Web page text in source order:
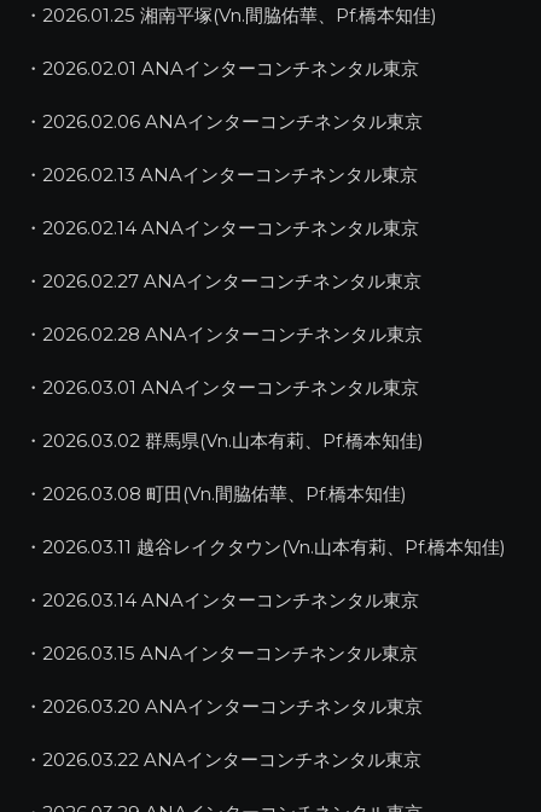
・2026.01.25 湘南平塚(Vn.間脇佑華、Pf.橋本知佳)
・2026.02.01 ANAインターコンチネンタル東京
・2026.02.06 ANAインターコンチネンタル東京
・2026.02.13 ANAインターコンチネンタル東京
・2026.02.14 ANAインターコンチネンタル東京
・2026.02.27 ANAインターコンチネンタル東京
・2026.02.28 ANAインターコンチネンタル東京
・2026.03.01 ANAインターコンチネンタル東京
・2026.03.02 群馬県(Vn.山本有莉、Pf.橋本知佳)
・2026.03.08 町田(Vn.間脇佑華、Pf.橋本知佳)
・2026.03.11 越谷レイクタウン(Vn.山本有莉、Pf.橋本知佳)
・2026.03.14 ANAインターコンチネンタル東京
・2026.03.15 ANAインターコンチネンタル東京
・2026.03.20 ANAインターコンチネンタル東京
・2026.03.22 ANAインターコンチネンタル東京